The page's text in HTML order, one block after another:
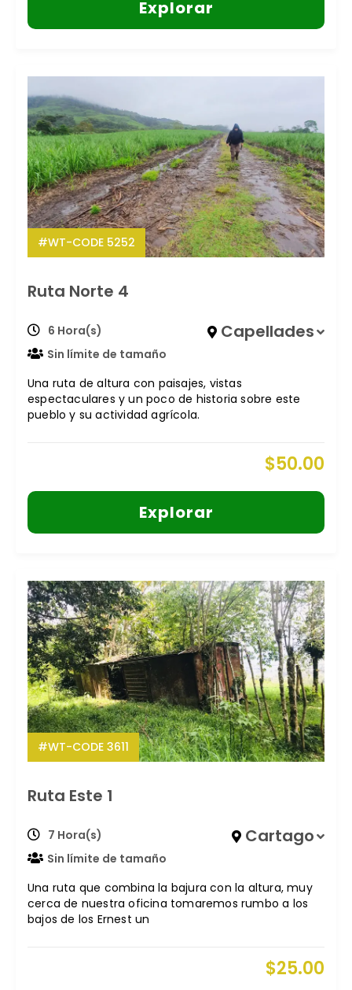
Explorar
#WT-CODE 5252
Ruta Norte 4
6 Hora(s) Capellades
Sin límite de tamaño
Una ruta de altura con paisajes, vistas
espectaculares y un poco de historia sobre este
pueblo y su actividad agrícola.
$50.00
Explorar
#WT-CODE 3611
Ruta Este 1
7 Hora(s) Cartago
Sin límite de tamaño
Una ruta que combina la bajura con la altura, muy
cerca de nuestra oficina tomaremos rumbo a los
bajos de los Ernest un
$25.00